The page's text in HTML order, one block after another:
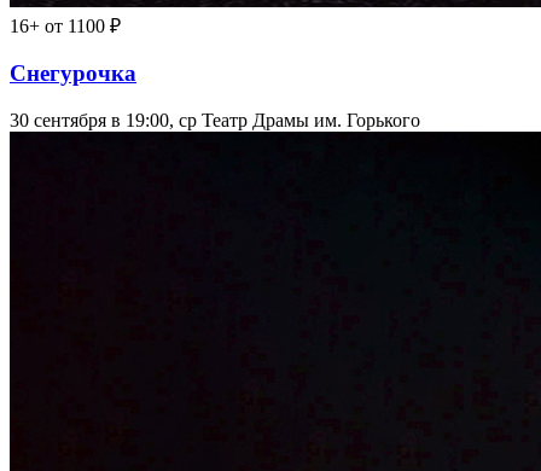
16+ от 1100 ₽
Снегурочка
30 сентября в 19:00, ср Театр Драмы им. Горького